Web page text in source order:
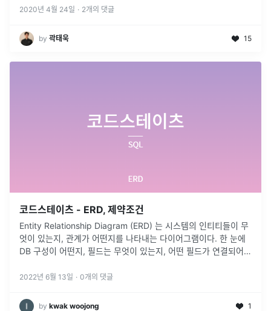
2020년 4월 24일 · 2개의 댓글
by 곽태욱 15
코드스테이츠 - ERD, 제약조건
Entity Relationship Diagram (ERD) 는 시스템의 인티티들이 무
엇이 있는지, 관계가 어떤지를 나타내는 다이어그램이다. 한 눈에
DB 구성이 어떤지, 필드는 무엇이 있는지, 어떤 필드가 연결되어
2022년 6월 13일 · 0개의 댓글
by kwak woojong 1